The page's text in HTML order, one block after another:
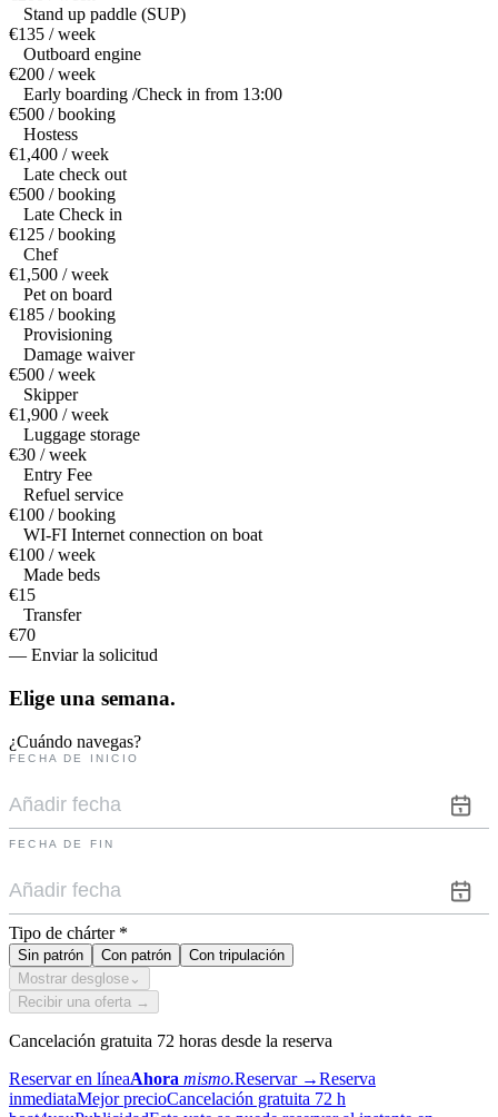
Stand up paddle (SUP)
€135 / week
Outboard engine
€200 / week
Early boarding /Check in from 13:00
€500 / booking
Hostess
€1,400 / week
Late check out
€500 / booking
Late Check in
€125 / booking
Chef
€1,500 / week
Pet on board
€185 / booking
Provisioning
Damage waiver
€500 / week
Skipper
€1,900 / week
Luggage storage
€30 / week
Entry Fee
Refuel service
€100 / booking
WI-FI Internet connection on boat
€100 / week
Made beds
€15
Transfer
€70
— Enviar la solicitud
Elige una semana.
¿Cuándo navegas?
FECHA DE INICIO
FECHA DE FIN
Tipo de chárter *
Sin patrón Con patrón
Con tripulación
Mostrar desglose ⌄
Recibir una oferta →
Cancelación gratuita 72 horas desde la reserva
Reservar en líneaAhora mismo.Reservar →Reserva
inmediataMejor precioCancelación gratuita 72 h